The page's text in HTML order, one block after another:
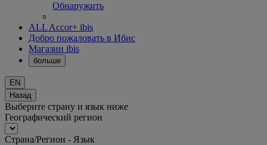
Обнаружить
ALL Accor+ ibis
Добро пожаловать в Ибис
Магазин ibis
больше
EN
Назад
Выберите страну и язык ниже
Географический регион
Страна/Регион - Язык